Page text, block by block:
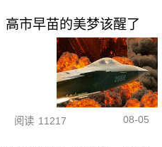
市早苗的美梦该醒了
阅读 11217 08-05